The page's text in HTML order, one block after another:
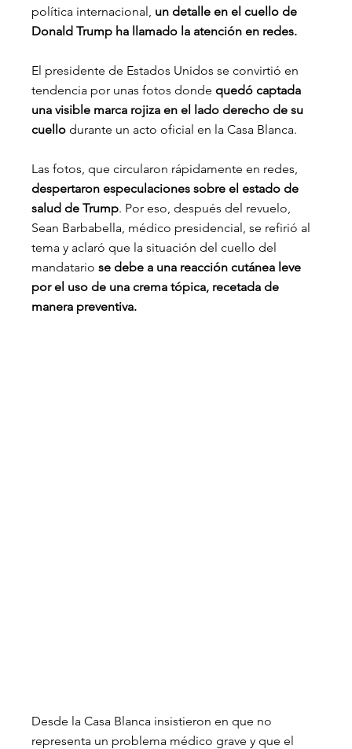
política internacional, un detalle en el cuello de
Donald Trump ha llamado la atención en redes.
El presidente de Estados Unidos se convirtió en
tendencia por unas fotos donde quedó captada
una visible marca rojiza en el lado derecho de su
cuello durante un acto oficial en la Casa Blanca.
Las fotos, que circularon rápidamente en redes,
despertaron especulaciones sobre el estado de
salud de Trump. Por eso, después del revuelo,
Sean Barbabella, médico presidencial, se refirió al
tema y aclaró que la situación del cuello del
mandatario se debe a una reacción cutánea leve
por el uso de una crema tópica, recetada de
manera preventiva.
Desde la Casa Blanca insistieron en que no
representa un problema médico grave y que el